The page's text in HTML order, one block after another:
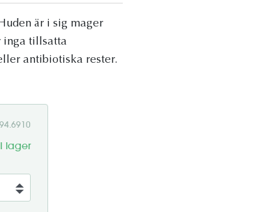
är i sig mager
inga tillsatta
antibiotiska rester.
I lager